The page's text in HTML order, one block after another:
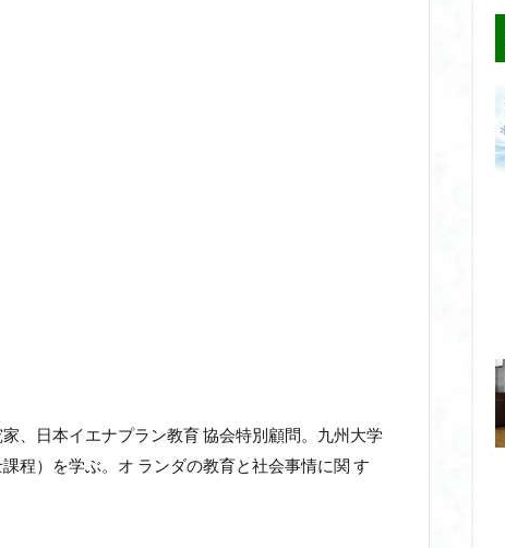
、日本イエナプラン教育 協会特別顧問。九州大学
程）を学ぶ。オ ランダの教育と社会事情に関 す